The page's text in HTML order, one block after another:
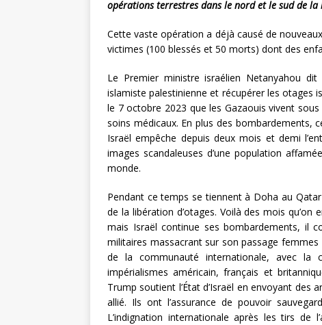
opérations terrestres dans le nord et le sud de la
Cette vaste opération a déjà causé de
victimes (100 blessés et 50 morts) dont des
Le Premier ministre israélien Netanyahou
islamiste palestinienne et récupérer les otages
le 7 octobre 2023 que les Gazaouis vivent
soins médicaux. En plus des bombardements,
Israël empêche depuis deux mois et demi
images scandaleuses d’une population
monde.
Pendant ce temps se tiennent à Doha au
de la libération d’otages. Voilà des mois qu’on
mais Israël continue ses bombardements, il
militaires massacrant sur son passage
de la communauté internationale, avec la
impérialismes américain, français et
Trump soutient l’État d’Israël en envoyant des
allié. Ils ont l’assurance de pouvoir
L’indignation internationale après les tirs de